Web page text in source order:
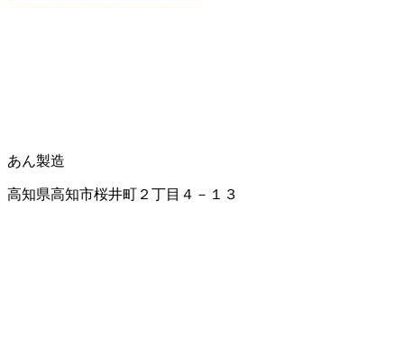
あん製造
高知県高知市桜井町２丁目４－１３